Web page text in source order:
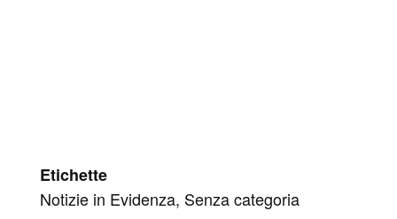
Etichette
Notizie in Evidenza, Senza categoria